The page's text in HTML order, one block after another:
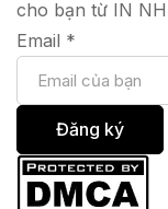
cho bạn từ IN
Email *
Đăng ký